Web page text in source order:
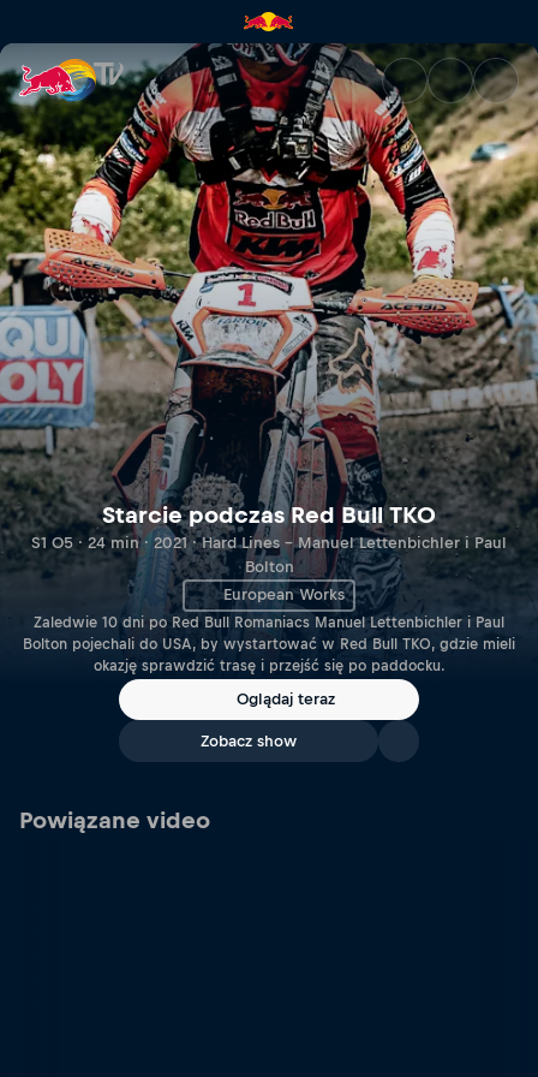
Starcie podczas Red Bull
Starcie podczas Red Bull TKO
S1 O5 · 24 min · 2021 · Hard Lines – Manuel Lettenbichler i Paul
Bolton
European Works
Zaledwie 10 dni po Red Bull Romaniacs Manuel Lettenbichler i Paul
Bolton pojechali do USA, by wystartować w Red Bull TKO, gdzie mieli
okazję sprawdzić trasę i przejść się po paddocku.
Oglądaj teraz
Zobacz show
Powiązane video